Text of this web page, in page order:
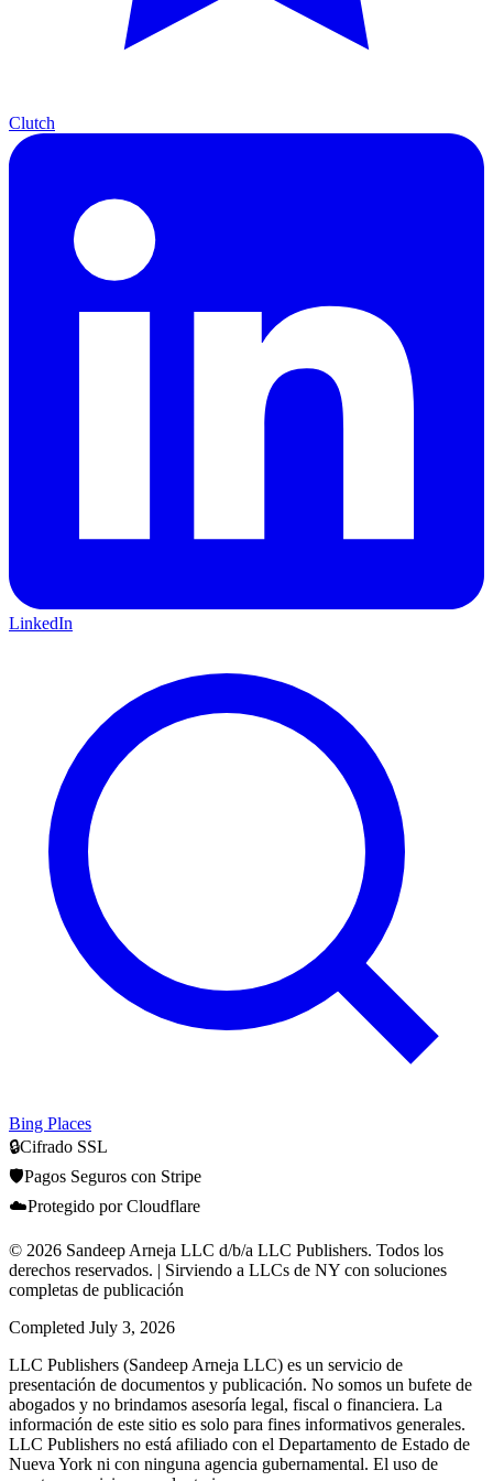
Clutch
LinkedIn
Bing Places
🔒Cifrado SSL
🛡️Pagos Seguros con Stripe
☁️Protegido por Cloudflare
© 2026 Sandeep Arneja LLC d/b/a LLC Publishers. Todos los
derechos reservados. | Sirviendo a LLCs de NY con soluciones
completas de publicación
Completed July 3, 2026
LLC Publishers (Sandeep Arneja LLC) es un servicio de
presentación de documentos y publicación. No somos un bufete de
abogados y no brindamos asesoría legal, fiscal o financiera. La
información de este sitio es solo para fines informativos generales.
LLC Publishers no está afiliado con el Departamento de Estado de
Nueva York ni con ninguna agencia gubernamental. El uso de